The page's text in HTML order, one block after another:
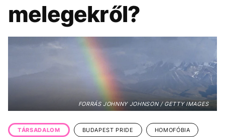
ÉLETMÓD DESIGN
BESZÉLGETÉSEK
TÖRTÉNETEK
melegekről?
FORRÁS JOHNNY JOHNSON / GETTY IMAGES
TÁRSADALOM BUDAPEST PRIDE HOMOFÓBIA